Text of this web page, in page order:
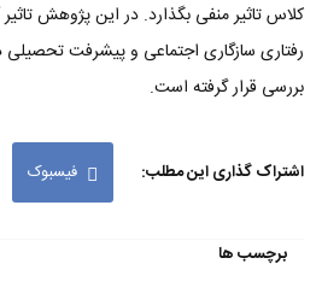
کلاس تاثیر منفی بگذارد. در این پژوهش
رفتاری سازگاری اجتماعی و پیشرفت تحصیلی
بررسی قرار گرفته است.
اشتراک گذاری این مطلب: فیسبوک
برچسب ها